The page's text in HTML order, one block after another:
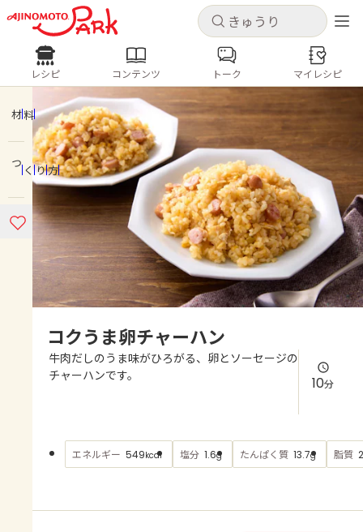
キャンセル
ログインするとレシピを保存できます
ログイン 新規登録
ホーム
コンテンツ
レシピ
よくあるお問い合わせ
AJINOMOTO PARK とは
キャンセル
レシピ コンテンツ
人気の食材・レシピ
きゅうり なす トマト
とうもろこし
ピーマン
みょうが ゴーヤ
レシピ コンテンツ トーク マイレシピ
材料
つくり方
コクうま卵チャーハン
牛肉だしのうま味がひろがる、卵とソーセージの
チャーハンです。
10分
エネルギー 549kcal 塩分 1.6g たんぱく質 13.7g 脂質